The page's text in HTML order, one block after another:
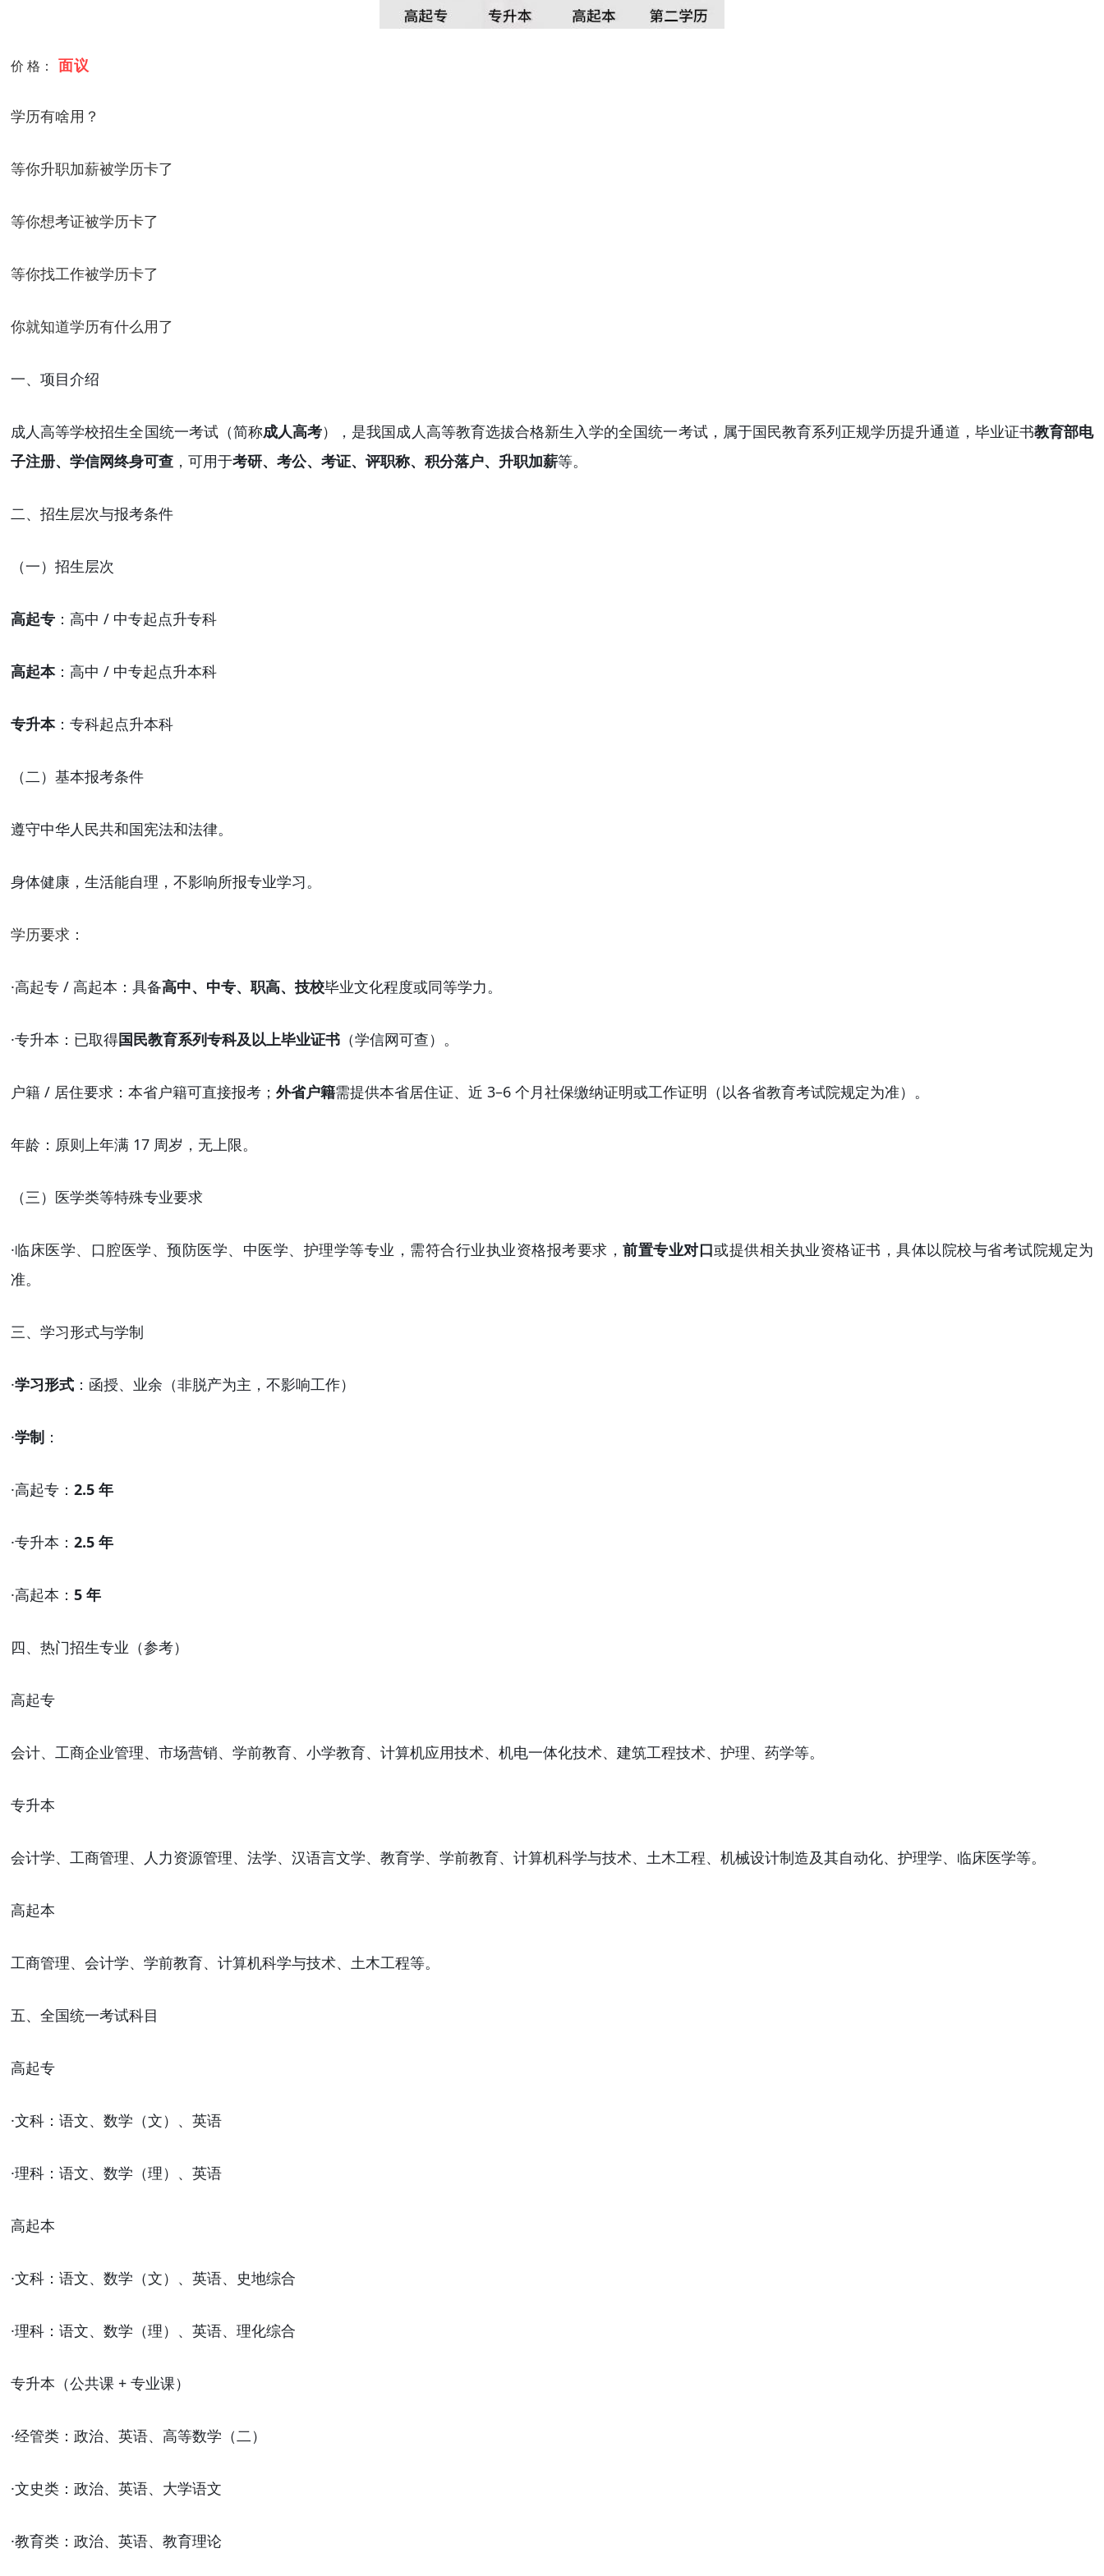
价 格： 面议
学历有啥用？
等你升职加薪被学历卡了
等你想考证被学历卡了
等你找工作被学历卡了
你就知道学历有什么用了
一、项目介绍
成人高等学校招生全国统一考试（简称成人高考），是我国成人高等教育选拔合格新生入学的全国统一考试，属于国民教育系列正规学历提升通道，毕业证书教育部电
子注册、学信网终身可查 ，可用于考研、考公、考证、评职称、积分落户、升职加薪等。
二、招生层次与报考条件
（一）招生层次
高起专 ：高中 / 中专起点升专科
高起本：高中 / 中专起点升本科
专升本：专科起点升本科
（二）基本报考条件
遵守中华人民共和国宪法和法律。
身体健康，生活能自理，不影响所报专业学习。
学历要求：
·高起专 / 高起本：具备高中、中专、职高、技校毕业文化程度或同等学力。
·专升本：已取得国民教育系列专科及以上毕业证书 （学信网可查）。
户籍 / 居住要求：本省户籍可直接报考； 外省户籍需提供本省居住证、近 3–6 个月社保缴纳证明或工作证明（以各省教育考试院规定为准）。
年龄：原则上年满 17 周岁，无上限。
（三）医学类等特殊专业要求
·临床医学、口腔医学、预防医学、中医学、护理学等专业，需符合行业执业资格报考要求，前置专业对口或提供相关执业资格证书，具体以院校与省考试院规定为
准。
三、学习形式与学制
·学习形式 ：函授、业余（非脱产为主，不影响工作）
·学制 ：
·高起专： 2.5 年
·专升本： 2.5 年
·高起本： 5 年
四、热门招生专业（参考）
高起专
会计、工商企业管理、市场营销、学前教育、小学教育、计算机应用技术、机电一体化技术、建筑工程技术、护理、药学等。
专升本
会计学、工商管理、人力资源管理、法学、汉语言文学、教育学、学前教育、计算机科学与技术、土木工程、机械设计制造及其自动化、护理学、临床医学等。
高起本
工商管理、会计学、学前教育、计算机科学与技术、土木工程等。
五、全国统一考试科目
高起专
·文科：语文、数学（文）、英语
·理科：语文、数学（理）、英语
高起本
·文科：语文、数学（文）、英语、史地综合
·理科：语文、数学（理）、英语、理化综合
专升本（公共课 + 专业课）
·经管类：政治、英语、高等数学（二）
·文史类：政治、英语、大学语文
·教育类：政治、英语、教育理论